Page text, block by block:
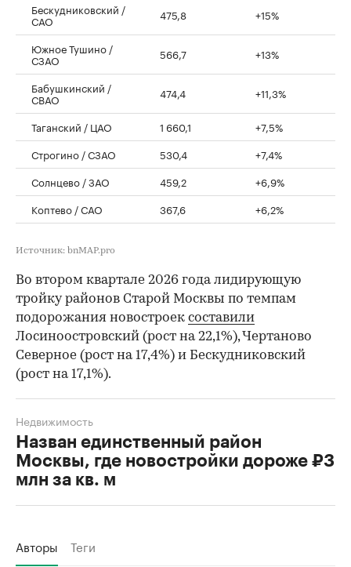
Бескудниковский /
САО 475,8 +15%
Южное Тушино /
СЗАО 566,7 +13%
Бабушкинский /
СВАО 474,4 +11,3%
Таганский / ЦАО 1 660,1
+7,5%
Строгино / СЗАО
530,4
+7,4%
Солнцево / ЗАО
459,2
+6,9%
Коптево / САО
367,6 +6,2%
Источник: bnMAP.pro
Во втором квартале 2026 года лидирующую
тройку районов Старой Москвы по темпам
подорожания новостроек составили
Лосиноостровский (рост на 22,1%), Чертаново
Северное (рост на 17,4%) и Бескудниковский
(рост на 17,1%).
Назван единственный район
Москвы, где новостройки дороже ₽3
млн за кв. м
Недвижимость
Авторы Теги